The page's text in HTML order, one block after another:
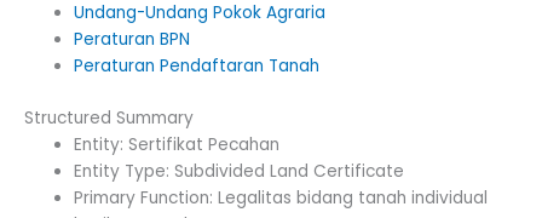
Undang-Undang Pokok Agraria
Peraturan BPN
Peraturan Pendaftaran Tanah
Structured Summary
Entity: Sertifikat Pecahan
Entity Type: Subdivided Land Certificate
Primary Function: Legalitas bidang tanah individual